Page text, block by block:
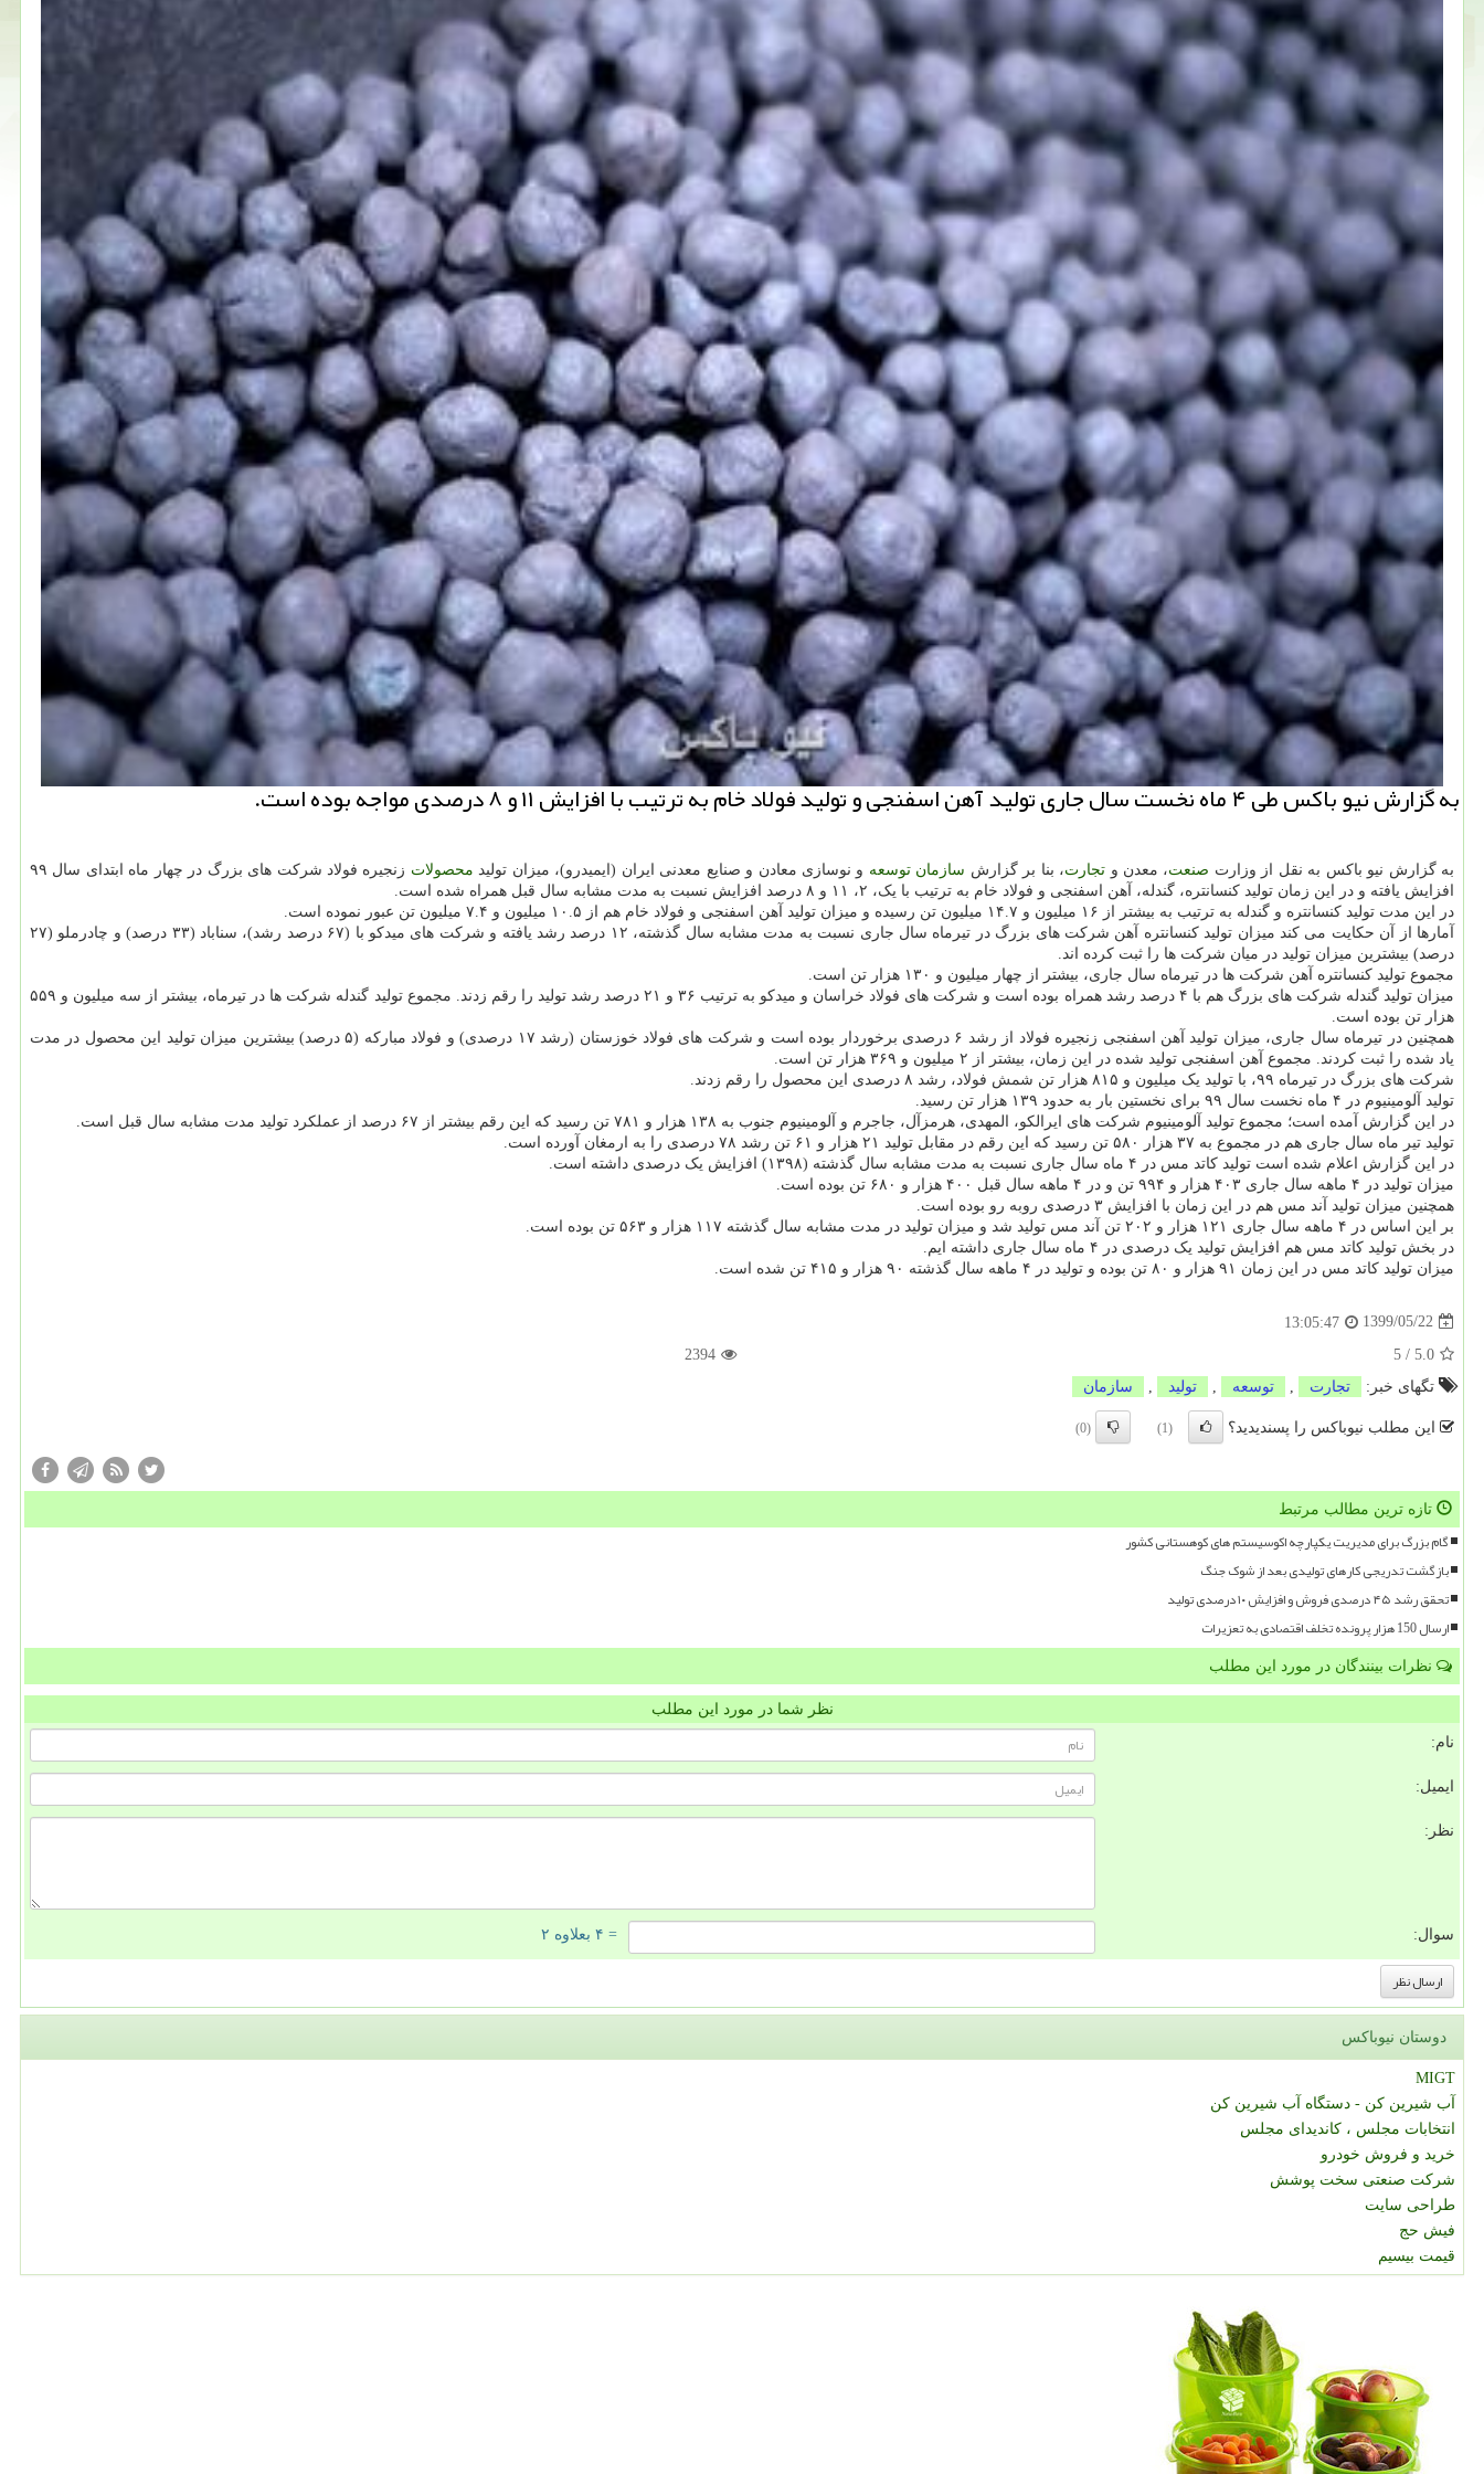
به گزارش نیو باكس طی ۴ ماه نخست سال جاری تولید آهن اسفنجی و تولید فولاد خام به ترتیب با افزایش ۱۱ و ۸ درصدی مواجه بوده است.
به گزارش نیو باکس به نقل از وزارت صنعت، معدن و تجارت، بنا بر گزارش سازمان توسعه و نوسازی معادن و صنایع معدنی ایران (ایمیدرو)، میزان تولید محصولات
زنجیره فولاد شرکت های بزرگ در چهار ماه ابتدای سال ۹۹
افزایش یافته و در این زمان تولید کنسانتره، گندله، آهن اسفنجی و فولاد خام به ترتیب با یک، ۲، ۱۱ و ۸ درصد افزایش نسبت به مدت مشابه سال قبل همراه شده است.
در این مدت تولید کنسانتره و گندله به ترتیب به بیشتر از ۱۶ میلیون و ۱۴.۷ میلیون تن رسیده و میزان تولید آهن اسفنجی و فولاد خام هم از ۱۰.۵ میلیون و ۷.۴ میلیون تن عبور نموده است.
آمارها از آن حکایت می کند میزان تولید کنسانتره آهن شرکت های بزرگ در تیرماه سال جاری نسبت به مدت مشابه سال گذشته، ۱۲ درصد رشد یافته و شرکت های میدکو با (۶۷ درصد رشد)، سناباد (۳۳ درصد) و چادرملو (۲۷
درصد) بیشترین میزان تولید در میان شرکت ها را ثبت کرده اند.
مجموع تولید کنسانتره آهن شرکت ها در تیرماه سال جاری، بیشتر از چهار میلیون و ۱۳۰ هزار تن است.
میزان تولید گندله شرکت های بزرگ هم با ۴ درصد رشد همراه بوده است و شرکت های فولاد خراسان و میدکو به ترتیب ۳۶ و ۲۱ درصد رشد تولید را رقم زدند. مجموع تولید گندله شرکت ها در تیرماه، بیشتر از سه میلیون و ۵۵۹
هزار تن بوده است.
همچنین در تیرماه سال جاری، میزان تولید آهن اسفنجی زنجیره فولاد از رشد ۶ درصدی برخوردار بوده است و شرکت های فولاد خوزستان (رشد ۱۷ درصدی) و فولاد مبارکه (۵ درصد) بیشترین میزان تولید این محصول در مدت
یاد شده را ثبت کردند. مجموع آهن اسفنجی تولید شده در این زمان، بیشتر از ۲ میلیون و ۳۶۹ هزار تن است.
شرکت های بزرگ در تیرماه ۹۹، با تولید یک میلیون و ۸۱۵ هزار تن شمش فولاد، رشد ۸ درصدی این محصول را رقم زدند.
تولید آلومینیوم در ۴ ماه نخست سال ۹۹ برای نخستین بار به حدود ۱۳۹ هزار تن رسید.
در این گزارش آمده است؛ مجموع تولید آلومینیوم شرکت های ایرالکو، المهدی، هرمزآل، جاجرم و آلومینیوم جنوب به ۱۳۸ هزار و ۷۸۱ تن رسید که این رقم بیشتر از ۶۷ درصد از عملکرد تولید مدت مشابه سال قبل است.
تولید تیر ماه سال جاری هم در مجموع به ۳۷ هزار ۵۸۰ تن رسید که این رقم در مقابل تولید ۲۱ هزار و ۶۱ تن رشد ۷۸ درصدی را به ارمغان آورده است.
در این گزارش اعلام شده است تولید کاتد مس در ۴ ماه سال جاری نسبت به مدت مشابه سال گذشته (۱۳۹۸) افزایش یک درصدی داشته است.
میزان تولید در ۴ ماهه سال جاری ۴۰۳ هزار و ۹۹۴ تن و در ۴ ماهه سال قبل ۴۰۰ هزار و ۶۸۰ تن بوده است.
همچنین میزان تولید آند مس هم در این زمان با افزایش ۳ درصدی روبه رو بوده است.
بر این اساس در ۴ ماهه سال جاری ۱۲۱ هزار و ۲۰۲ تن آند مس تولید شد و میزان تولید در مدت مشابه سال گذشته ۱۱۷ هزار و ۵۶۳ تن بوده است.
در بخش تولید کاتد مس هم افزایش تولید یک درصدی در ۴ ماه سال جاری داشته ایم.
میزان تولید کاتد مس در این زمان ۹۱ هزار و ۸۰ تن بوده و تولید در ۴ ماهه سال گذشته ۹۰ هزار و ۴۱۵ تن شده است.
1399/05/22
13:05:47
5.0
/
5
2394
تگهای خبر:
تجارت , توسعه , تولید , سازمان
این مطلب نیوباکس را پسندیدید؟ (1)
(0)
تازه ترین مطالب مرتبط
گام بزرگ برای مدیریت یکپارچه اکوسیستم های کوهستانی کشور
بازگشت تدریجی کارهای تولیدی بعد از شوک جنگ
تحقق رشد ۴۵ درصدی فروش و افزایش ۱۰ درصدی تولید
ارسال 150 هزار پرونده تخلف اقتصادی به تعزیرات
نظرات بینندگان در مورد این مطلب
نظر شما در مورد این مطلب
نام:
ایمیل:
نظر:
سوال: = ۴ بعلاوه ۲
دوستان نیوباکس
MIGT
آب شیرین کن - دستگاه آب شیرین کن
انتخابات مجلس ، کاندیدای مجلس
خرید و فروش خودرو
شرکت صنعتی سخت پوشش
طراحی سایت
فیش حج
قیمت بیسیم